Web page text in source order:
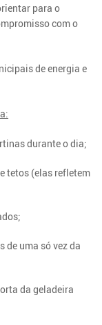
para o
com o
de energia e
durante o dia;
tetos (elas refletem
de uma só vez da
da geladeira